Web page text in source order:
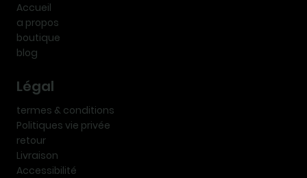
Accueil
a propos
boutique
blog
Légal
termes & conditions
Politiques vie privée
retour
Livraison
Accessibilité